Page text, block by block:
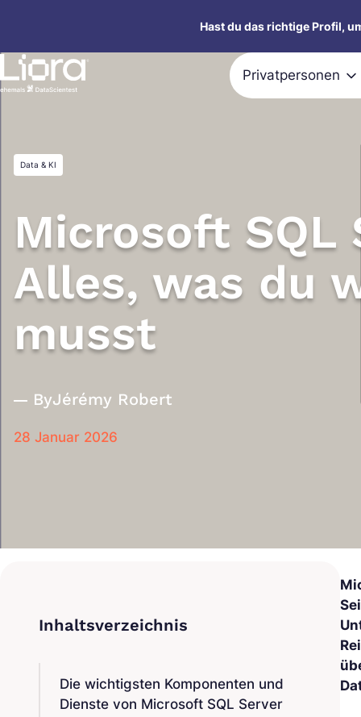
springen
Hast du das richtige Profil,
Privatpersonen
Data & KI
Microsoft SQL
Alles, was du
musst
ByJérémy Robert
28 Januar 2026
Die wichtigsten Komponenten und
Dienste von Microsoft SQL Server